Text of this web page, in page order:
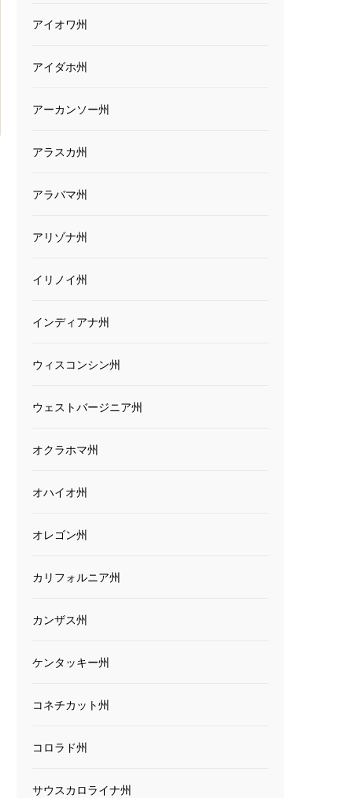
アイオワ州
アイダホ州
アーカンソー州
アラスカ州
アラバマ州
アリゾナ州
イリノイ州
インディアナ州
ウィスコンシン州
ウェストバージニア州
オクラホマ州
オハイオ州
オレゴン州
カリフォルニア州
カンザス州
ケンタッキー州
コネチカット州
コロラド州
サウスカロライナ州